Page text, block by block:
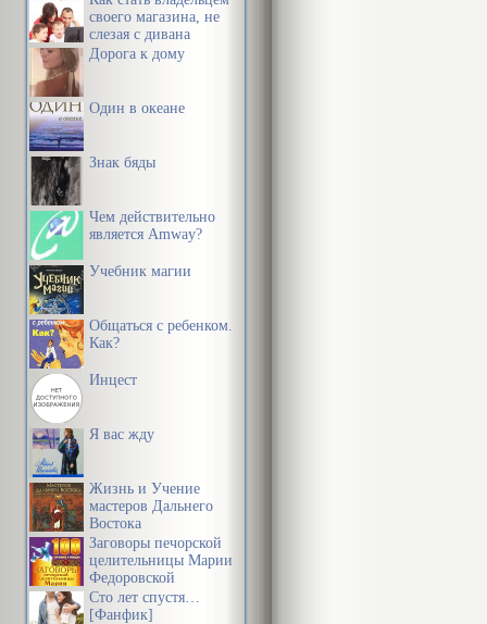
своего магазина, не
слезая с дивана
Дорога к дому
Один в океане
Знак бяды
Чем действительно
является Amway?
Учебник магии
Общаться с ребенком.
Как?
Инцест
Я вас жду
Жизнь и Учение
мастеров Дальнего
Востока
Заговоры печорской
целительницы Марии
Федоровской
Сто лет спустя…
[Фанфик]